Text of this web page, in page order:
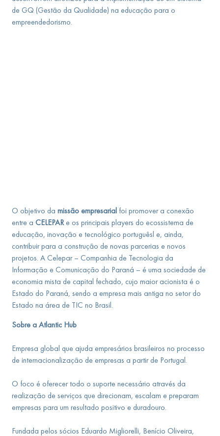
de GQ (Gestão da Qualidade) na educação para o
empreendedorismo.
O objetivo da missão empresarial foi promover a conexão
entre a CELEPARe os principais players do ecossistema de
educação, inovação e tecnológico portuguêsl e, ainda,
contribuir para a construção de novas parcerias e novos
projetos. A Celepar – Companhia de Tecnologia da
Informação e Comunicação do Paraná – é uma sociedade de
economia mista de capital fechado, cujo maior acionista é o
Estado do Paraná, sendo a empresa mais antiga no setor do
Estado na área de TIC no Brasil.
Sobre a Atlantic Hub
Empresa global que ajuda empresários brasileiros no processo
de internacionalização de empresas a partir de Portugal.
O foco é oferecer todo o suporte necessário através da
realização de serviços que direcionam, escalam e preparam
empresas para um resultado positivo e duradouro.
Fundada pelos sócios Eduardo Migliorelli, Benício Oliveira,